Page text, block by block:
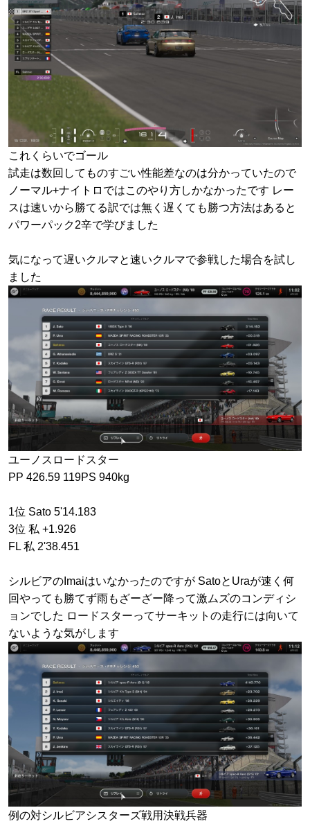
これくらいでゴール
試走は数回してものすごい性能差なのは分かっていたので
ノーマル+ナイトロではこのやり方しかなかったです レー
スは速いから勝てる訳では無く遅くても勝つ方法はあると
パワーパック2辛で学びました
気になって遅いクルマと速いクルマで参戦した場合を試し
ました
ユーノスロードスター
PP 426.59 119PS 940kg
1位 Sato 5'14.183
3位 私 +1.926
FL 私 2'38.451
シルビアのImaiはいなかったのですが SatoとUraが速く何
回やっても勝てず雨もざーざー降って激ムズのコンディシ
ョンでした ロードスターってサーキットの走行には向いて
ないような気がします
例の対シルビアシスターズ戦用決戦兵器